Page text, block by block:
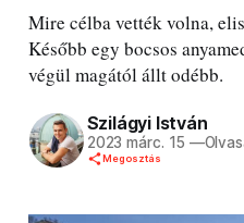
Mire célba vették volna,
Később egy bocsos
végül magától állt odébb.
Szilágyi István
2023 márc. 15 —
Megosztás